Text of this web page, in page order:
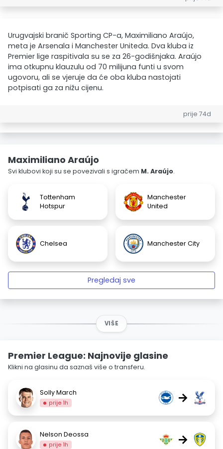
Urugvajski branič Sporting CP-a, Maximiliano Araújo,
meta je Arsenala i Manchester Uniteda. Dva kluba iz
Premier lige raspitivala su se za 26-godišnjaka. Araújo
ima otkupnu klauzulu od 70 milijuna funti u svom
ugovoru, ali se vjeruje da će oba kluba nastojati
potpisati ga za nižu cijenu.
prije 74d
Maximiliano Araújo
Svi klubovi koji su se povezivali s igračem M. Araújo.
Tottenham
Hotspur
Manchester
United
Chelsea Manchester City
Pregledaj sve
VIŠE
Premier League: Najnovije glasine
Klikni na glasinu da saznaš više o transferu.
Solly March
prije 1h →
Nelson Deossa
prije 1h →